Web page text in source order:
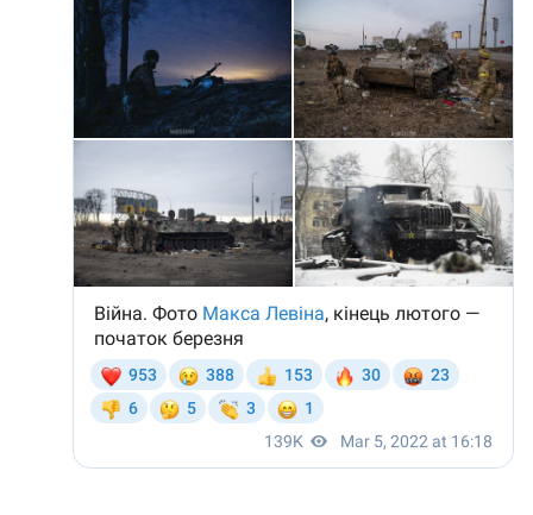
Отправить
информацию
О ZDG